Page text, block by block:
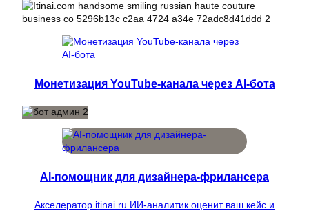
Монетизация YouTube-канала через AI-бота
AI-помощник для дизайнера-фрилансера
Акселератор itinai.ru ИИ-аналитик оценит ваш кейс и